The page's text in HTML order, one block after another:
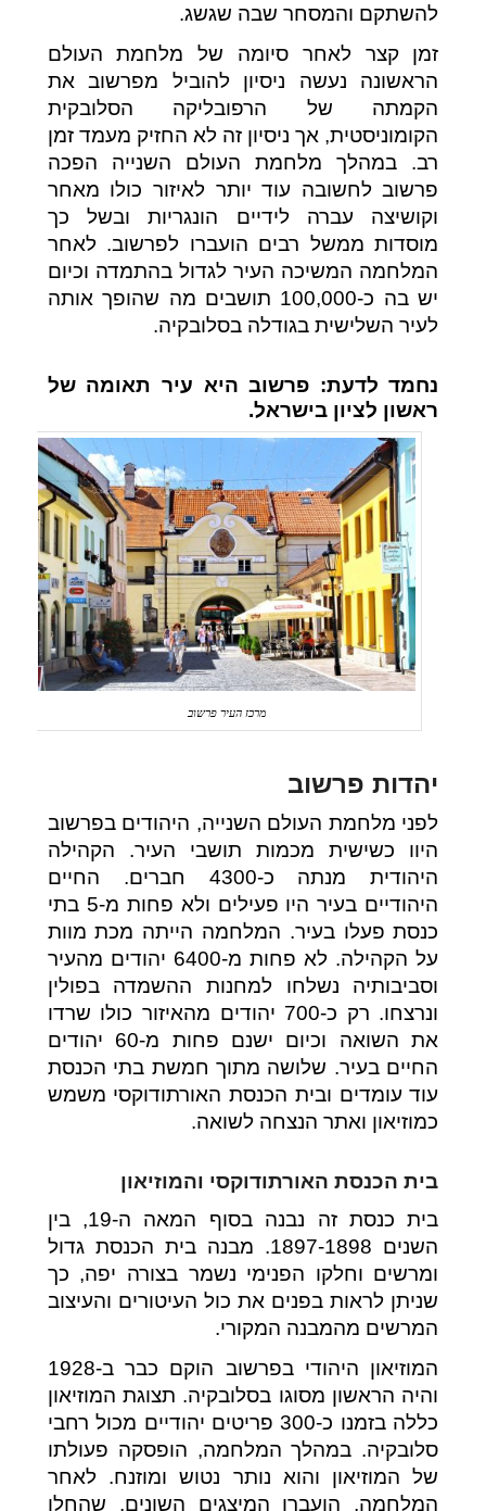
להשתקם והמסחר שבה שגשג.
זמן קצר לאחר סיומה של מלחמת העולם
הראשונה נעשה ניסיון להוביל מפרשוב את
הקמתה של הרפובליקה הסלובקית
הקומוניסטית, אך ניסיון זה לא החזיק מעמד זמן
רב. במהלך מלחמת העולם השנייה הפכה
פרשוב לחשובה עוד יותר לאיזור כולו מאחר
וקושיצה עברה לידיים הונגריות ובשל כך
מוסדות ממשל רבים הועברו לפרשוב. לאחר
המלחמה המשיכה העיר לגדול בהתמדה וכיום
יש בה כ-100,000 תושבים מה שהופך אותה
לעיר השלישית בגודלה בסלובקיה.
נחמד לדעת: פרשוב היא עיר תאומה של
ראשון לציון בישראל.
מרכז העיר פרשוב
יהדות פרשוב
לפני מלחמת העולם השנייה, היהודים בפרשוב
היוו כשישית מכמות תושבי העיר. הקהילה
היהודית מנתה כ-4300 חברים. החיים
היהודיים בעיר היו פעילים ולא פחות מ-5 בתי
כנסת פעלו בעיר. המלחמה הייתה מכת מוות
על הקהילה. לא פחות מ-6400 יהודים מהעיר
וסביבותיה נשלחו למחנות ההשמדה בפולין
ונרצחו. רק כ-700 יהודים מהאיזור כולו שרדו
את השואה וכיום ישנם פחות מ-60 יהודים
החיים בעיר. שלושה מתוך חמשת בתי הכנסת
עוד עומדים ובית הכנסת האורתודוקסי משמש
כמוזיאון ואתר הנצחה לשואה.
בית הכנסת האורתודוקסי והמוזיאון
בית כנסת זה נבנה בסוף המאה ה-19, בין
השנים 1897-1898. מבנה בית הכנסת גדול
ומרשים וחלקו הפנימי נשמר בצורה יפה, כך
שניתן לראות בפנים את כול העיטורים והעיצוב
המרשים מהמבנה המקורי.
המוזיאון היהודי בפרשוב הוקם כבר ב-1928
והיה הראשון מסוגו בסלובקיה. תצוגת המוזיאון
כללה בזמנו כ-300 פריטים יהודיים מכול רחבי
סלובקיה. במהלך המלחמה, הופסקה פעולתו
של המוזיאון והוא נותר נטוש ומוזנח. לאחר
המלחמה, הועברו המיצגים השונים, שהחלו